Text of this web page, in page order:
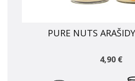
PURE NUTS
4,90 €